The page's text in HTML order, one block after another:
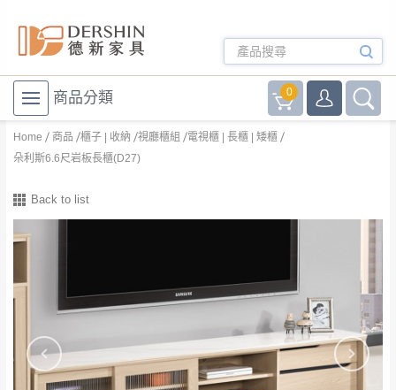
商品分類 0
Home 商品 櫃子 | 收納 視廳櫃組
電視櫃 | 長櫃 | 矮櫃
朵利斯6.6尺岩板長櫃(D27)
Back to list